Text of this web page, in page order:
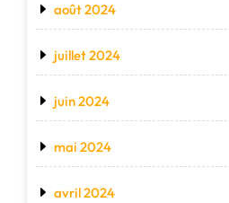
août 2024
juillet 2024
juin 2024
mai 2024
avril 2024